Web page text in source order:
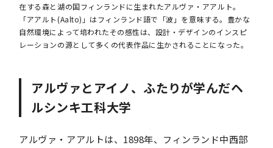
在する森と湖の国フィンランドに生まれたアルヴァ・アアルト。
「アアルト(Aalto)」はフィンランド語で「波」を意味する。豊かな
自然環境によって培われたその感性は、設計・デザインのインスピ
レーションの源として多くの代表作品に生かされることになった。
アルヴァとアイノ、ふたりが学んだヘ
ルシンキ工科大学
アルヴァ・アアルトは、1898年、フィンランド中西部